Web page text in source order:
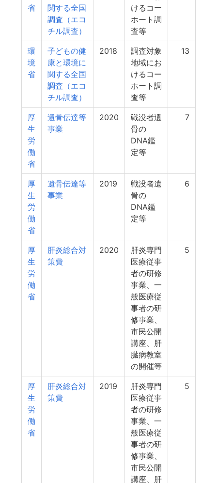
省
関する全国
調査（エコ
チル調査）
けるコー
ホート調
査等
環
境
省
子どもの健
康と環境に
関する全国
調査（エコ
チル調査）
2018
調査対象
地域にお
けるコー
ホート調
査等
13
厚
生
労
働
省
遺骨伝達等
事業
2020
戦没者遺
骨の
DNA鑑
定等
7
厚
生
労
働
省
遺骨伝達等
事業
2019
戦没者遺
骨の
DNA鑑
定等
6
厚
生
労
働
省
肝炎総合対
策費
2020
肝炎専門
医療従事
者の研修
事業、一
般医療従
事者の研
修事業、
市民公開
講座、肝
臓病教室
の開催等
5
厚
生
労
働
省
肝炎総合対
策費
2019
肝炎専門
医療従事
者の研修
事業、一
般医療従
事者の研
修事業、
市民公開
講座、肝
5